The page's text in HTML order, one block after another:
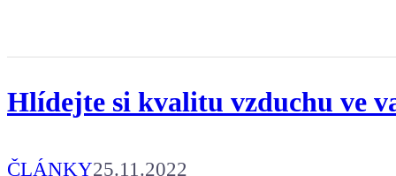
Hlídejte si kvalitu vzduchu ve
ČLÁNKY25.11.2022